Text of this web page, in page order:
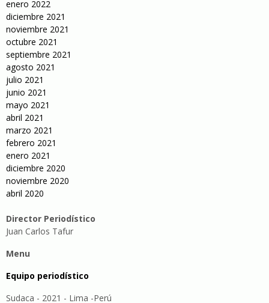
enero 2022
diciembre 2021
noviembre 2021
octubre 2021
septiembre 2021
agosto 2021
julio 2021
junio 2021
mayo 2021
abril 2021
marzo 2021
febrero 2021
enero 2021
diciembre 2020
noviembre 2020
abril 2020
Director Periodístico
Juan Carlos Tafur
Menu
Equipo periodístico
Sudaca - 2021 - Lima -Perú